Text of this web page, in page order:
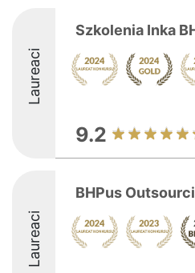
Laureaci
Szkolenia Inka
9.2
Laureaci
BHPus